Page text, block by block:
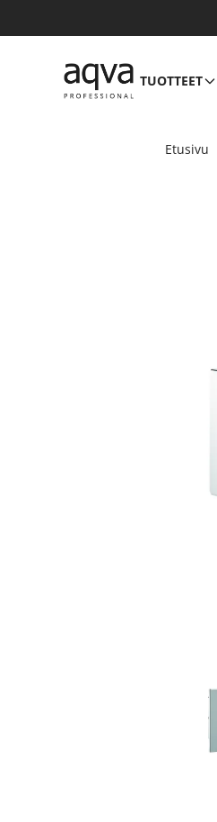
TUOTTEET
Etusivu